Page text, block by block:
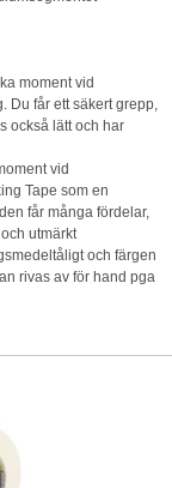
moment vid
Du får ett säkert grepp,
också lätt och har
vid
Tape som en
får många fördelar,
utmärkt
och färgen
rivas av för hand pga